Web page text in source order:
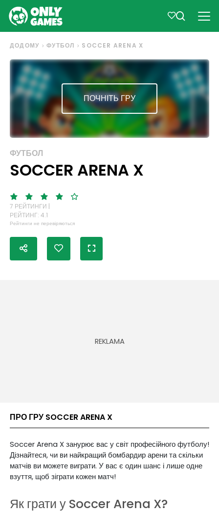
ДОДОМУ ФУТБОЛ SOCCER ARENA X
ПОЧНІТЬ ГРУ
ФУТБОЛ
SOCCER ARENA X
7 РЕЙТИНГИ |
РЕЙТИНГ: 4.1
Рейтинги не перевіряються
ПРО ГРУ SOCCER ARENA X
Soccer Arena X занурює вас у світ професійного футболу!
Дізнайтеся, чи ви найкращий бомбардир арени та скільки
матчів ви можете виграти. У вас є один шанс і лише одне
взуття, щоб зіграти кожен матч!
Як грати у Soccer Arena X?